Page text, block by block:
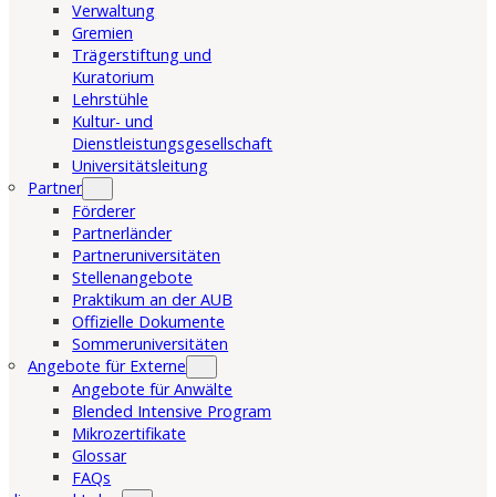
Verwaltung
Gremien
Trägerstiftung und
Kuratorium
Lehrstühle
Kultur- und
Dienstleistungsgesellschaft
Universitätsleitung
Partner
Förderer
Partnerländer
Partneruniversitäten
Stellenangebote
Praktikum an der AUB
Offizielle Dokumente
Sommeruniversitäten
Angebote für Externe
Angebote für Anwälte
Blended Intensive Program
Mikrozertifikate
Glossar
FAQs